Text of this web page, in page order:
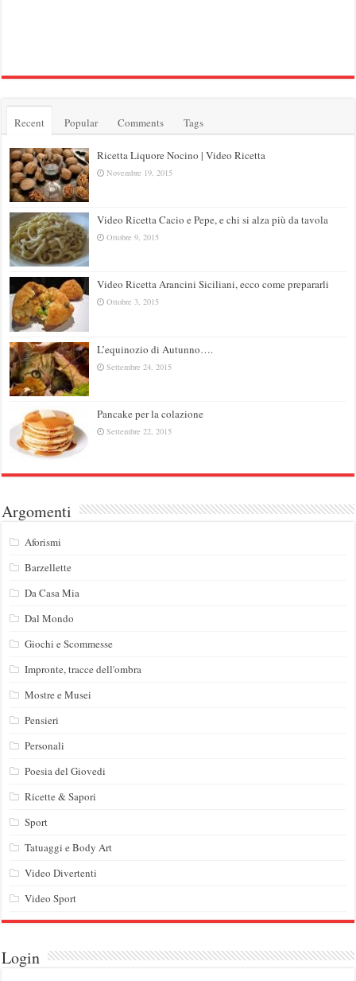
Recent Popular Comments Tags
Ricetta Liquore Nocino | Video Ricetta
Novembre 19, 2015
Video Ricetta Cacio e Pepe, e chi si alza più da tavola
Ottobre 9, 2015
Video Ricetta Arancini Siciliani, ecco come prepararli
Ottobre 3, 2015
L’equinozio di Autunno….
Settembre 24, 2015
Pancake per la colazione
Settembre 22, 2015
Argomenti
Aforismi
Barzellette
Da Casa Mia
Dal Mondo
Giochi e Scommesse
Impronte, tracce dell'ombra
Mostre e Musei
Pensieri
Personali
Poesia del Giovedi
Ricette & Sapori
Sport
Tatuaggi e Body Art
Video Divertenti
Video Sport
Login